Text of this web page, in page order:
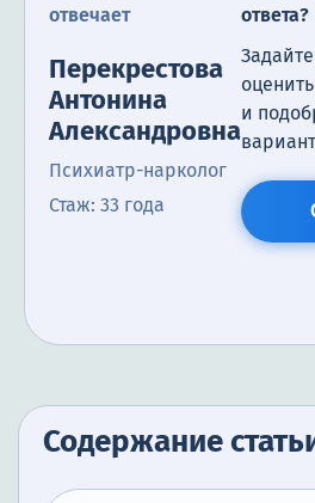
отвечает
Перекрестова
Антонина
Александровна
Психиатр-нарколог
Стаж: 33 года
ответа?
и
Содержание